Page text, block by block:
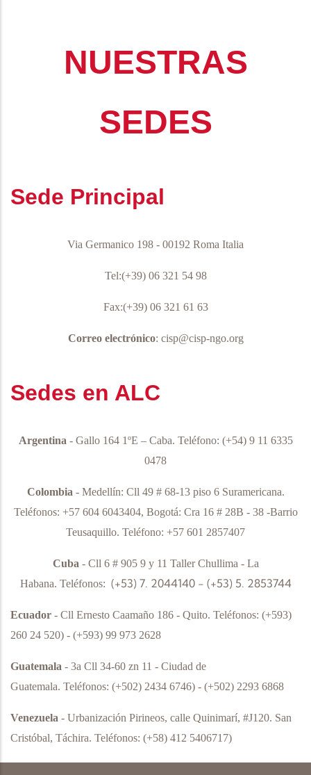
NUESTRAS
SEDES
Sede Principal
Via Germanico 198 - 00192 Roma Italia
Tel:(+39) 06 321 54 98
Fax:(+39) 06 321 61 63
Correo electrónico: cisp@cisp-ngo.org
Sedes en ALC
Argentina - Gallo 164 1ºE – Caba. Teléfono: (+54) 9 11 6335
0478
Colombia - Medellín: Cll 49 # 68-13 piso 6 Suramericana.
Teléfonos: +57 604 6043404, Bogotá: Cra 16 # 28B - 38 -Barrio
Teusaquillo. Teléfono: +57 601 2857407
Cuba - Cll 6 # 905 9 y 11 Taller Chullima - La
Habana. Teléfonos: (+53) 7. 2044140 - (+53) 5. 2853744
Ecuador - Cll Ernesto Caamaño 186 - Quito. Teléfonos: (+593)
260 24 520) - (+593) 99 973 2628
Guatemala - 3a Cll 34-60 zn 11 - Ciudad de
Guatemala. Teléfonos: (+502) 2434 6746) - (+502) 2293 6868
Venezuela - Urbanización Pirineos, calle Quinimarí, #J120. San
Cristóbal, Táchira. Teléfonos: (+58) 412 5406717)